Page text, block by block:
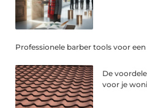
Professionele barber tools voor
De
voor je